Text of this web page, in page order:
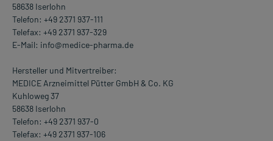
58638 Iserlohn
Telefon: +49 2371 937-111
Telefax: +49 2371 937-329
E-Mail: info@medice-pharma.de
Hersteller und Mitvertreiber:
MEDICE Arzneimittel Pütter GmbH & Co. KG
Kuhloweg 37
58638 Iserlohn
Telefon: +49 2371 937-0
Telefax: +49 2371 937-106